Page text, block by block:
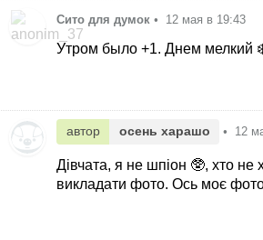
Сито для думок • 12 мая в 19:43
Утром было +1. Днем мелкий
автор осень харашо • 12
Дівчата, я не шпіон 🥸, хто не
викладати фото. Ось моє